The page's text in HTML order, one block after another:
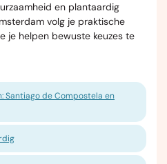
en plantaardig
volg je praktische
je helpen bewuste keuzes te
Santiago de Compostela en